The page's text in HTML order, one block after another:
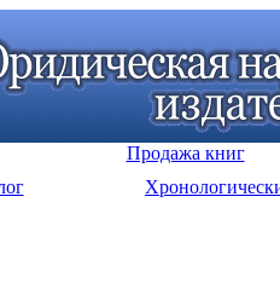
Продажа книг